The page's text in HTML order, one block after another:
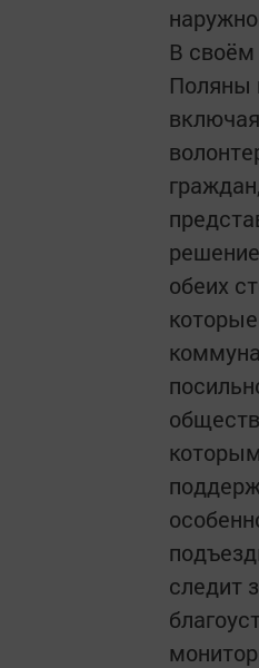
В
Поляны
обеих
следит